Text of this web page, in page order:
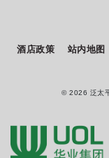
酒店政策 站内地图
© 2026 泛太
您如何评价在本网站
从
一